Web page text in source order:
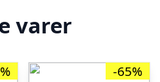
varer
-65%